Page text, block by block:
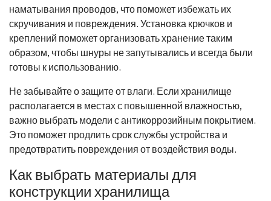
наматывания проводов, что поможет избежать их
скручивания и повреждения. Установка крючков и
креплений поможет организовать хранение таким
образом, чтобы шнуры не запутывались и всегда были
готовы к использованию.
Не забывайте о защите от влаги. Если хранилище
располагается в местах с повышенной влажностью,
важно выбрать модели с антикоррозийным покрытием.
Это поможет продлить срок службы устройства и
предотвратить повреждения от воздействия воды.
Как выбрать материалы для
конструкции хранилища